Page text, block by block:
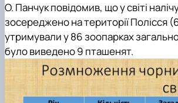
О. Панчук повідомив, що у світі
зосереджено на території Полісся
утримували у 86 зоопарках
було виведено 9 пташенят.